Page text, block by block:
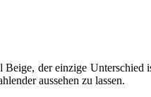
der einzige Unterschied
aussehen zu lassen.